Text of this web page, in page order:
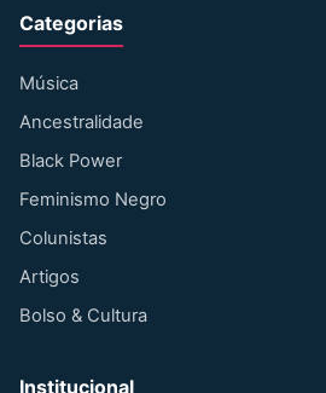
Categorias
Música
Ancestralidade
Black Power
Feminismo Negro
Colunistas
Artigos
Bolso & Cultura
Institucional